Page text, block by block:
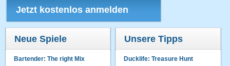
Jetzt kostenlos anmelden
Neue Spiele
Bartender: The right Mix
Unsere Tipps
Ducklife: Treasure Hunt